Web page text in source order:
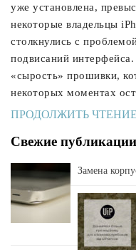
уже установлена,
некоторые владельцы
столкнулись с
подвисаний интерфейса.
«сырость» прошивки,
некоторых моментах
ПРОДОЛЖИТЬ ЧТЕНИЕ
Свежие публикации
Замена